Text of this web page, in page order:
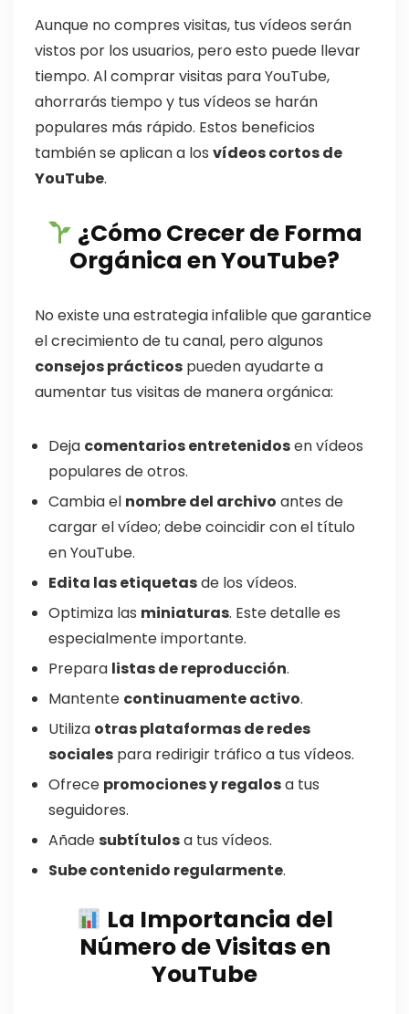
Aunque no compres visitas, tus vídeos serán
vistos por los usuarios, pero esto puede llevar
tiempo. Al comprar visitas para YouTube,
ahorrarás tiempo y tus vídeos se harán
populares más rápido. Estos beneficios
también se aplican a los vídeos cortos de
YouTube.
¿Cómo Crecer de Forma
Orgánica en YouTube?
No existe una estrategia infalible que garantice
el crecimiento de tu canal, pero algunos
consejos prácticospueden ayudarte a
aumentar tus visitas de manera orgánica:
Deja comentarios entretenidosen vídeos
populares de otros.
Cambia el nombre del archivo antes de
cargar el vídeo; debe coincidir con el título
en YouTube.
Edita las etiquetasde los vídeos.
Optimiza las miniaturas. Este detalle es
especialmente importante.
Prepara listas de reproducción.
Mantente continuamente activo.
Utiliza otras plataformas de redes
socialespara redirigir tráfico a tus vídeos.
Ofrece promociones y regalosa tus
seguidores.
Añadesubtítulosa tus vídeos.
Sube contenido regularmente.
La Importancia del
Número de Visitas en
YouTube